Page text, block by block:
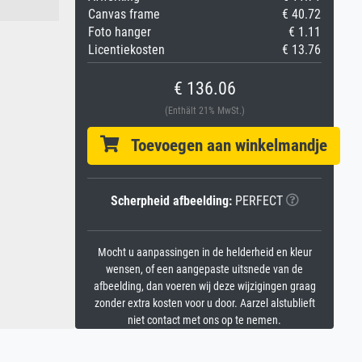
Canvas frame
€ 40.72
Foto hanger
€ 1.11
Licentiekosten
€ 13.76
€ 136.06
(Enthält 21% MwSt.)
Toevoegen aan winkelmandje
Scherpheid afbeelding:PERFECT
Mocht u aanpassingen in de helderheid en kleur
wensen, of een aangepaste uitsnede van de
afbeelding, dan voeren wij deze wijzigingen graag
zonder extra kosten voor u door. Aarzel alstublieft
niet contact met ons op te nemen.